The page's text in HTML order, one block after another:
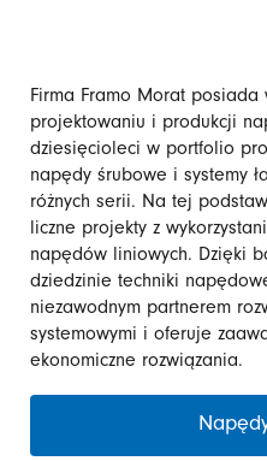
Firma Framo Morat
projektowaniu i produkcji
dziesięcioleci w portfolio
napędy śrubowe i systemy
różnych serii. Na tej
liczne projekty z
napędów liniowych. Dzięki
dziedzinie techniki
niezawodnym partnerem
systemowymi i oferuje
ekonomiczne rozwiązania.